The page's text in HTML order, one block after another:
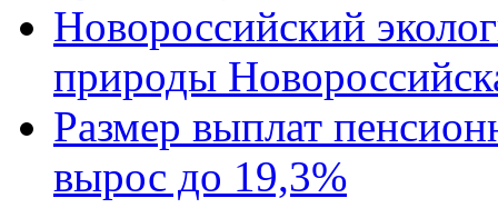
Новороссийский
природы
Размер выплат
вырос до 19,3%